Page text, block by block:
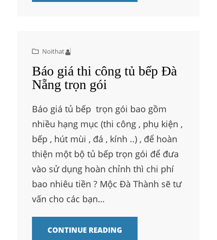
Noithat
Báo giá thi công tủ bếp Đà
Nẵng trọn gói
Báo giá tủ bếp trọn gói bao gồm
nhiều hạng mục (thi công , phụ kiện ,
bếp , hút mùi , đá , kính ..) , để hoàn
thiện một bộ tủ bếp trọn gói để đưa
vào sử dụng hoàn chỉnh thì chi phí
bao nhiêu tiền ? Mộc Đà Thành sẽ tư
vấn cho các bạn…
CONTINUE READING